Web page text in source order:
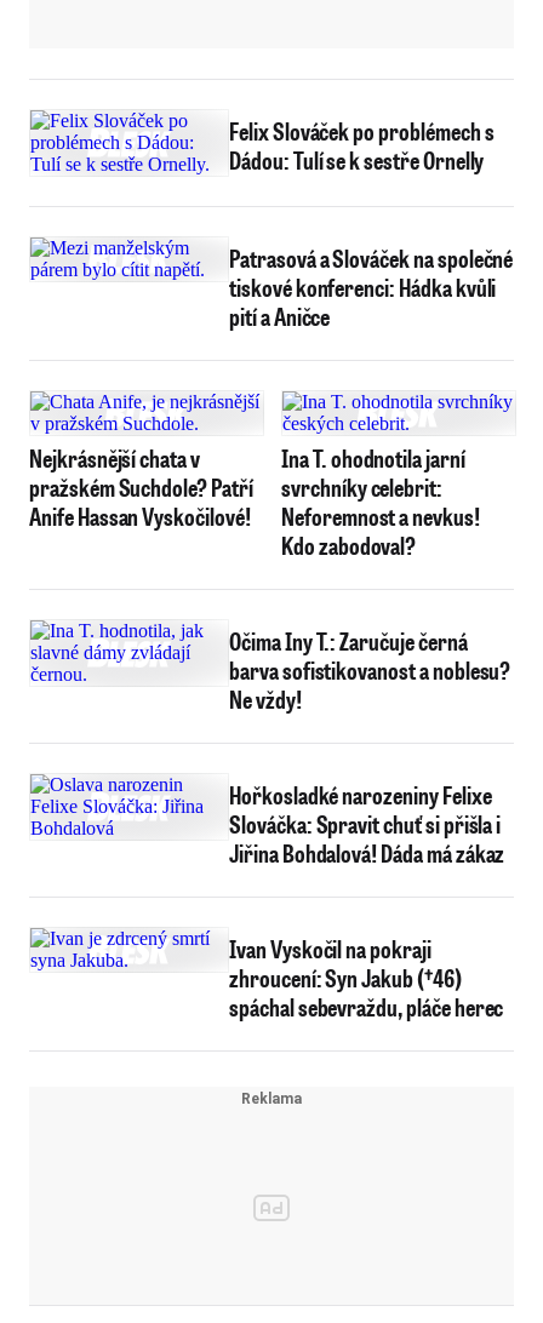
Felix Slováček po problémech s
Dádou: Tulí se k sestře Ornelly
Patrasová a Slováček na společné
tiskové konferenci: Hádka kvůli
pití a Aničce
Nejkrásnější chata v
pražském Suchdole? Patří
Anife Hassan Vyskočilové!
Ina T. ohodnotila jarní
svrchníky celebrit:
Neforemnost a nevkus!
Kdo zabodoval?
Očima Iny T.: Zaručuje černá
barva sofistikovanost a noblesu?
Ne vždy!
Hořkosladké narozeniny Felixe
Slováčka: Spravit chuť si přišla i
Jiřina Bohdalová! Dáda má zákaz
Ivan Vyskočil na pokraji
zhroucení: Syn Jakub (†46)
spáchal sebevraždu, pláče herec